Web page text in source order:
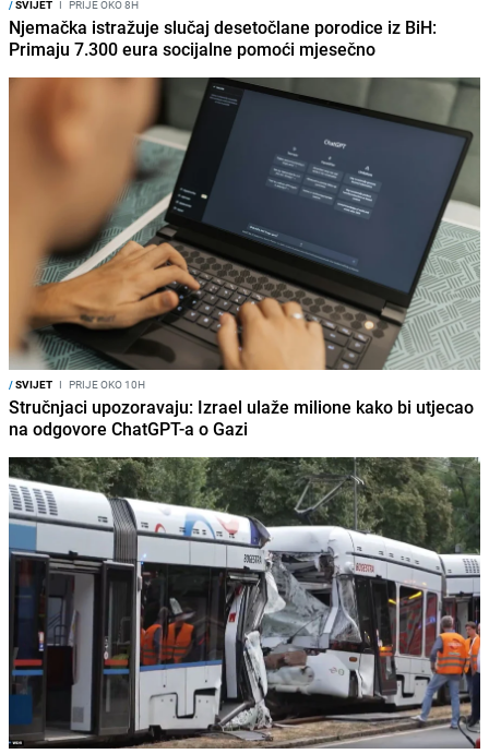
/SVIJET I PRIJE OKO 8H
Njemačka istražuje slučaj desetočlane porodice iz BiH:
Primaju 7.300 eura socijalne pomoći mjesečno
/SVIJET I PRIJE OKO 10H
Stručnjaci upozoravaju: Izrael ulaže milione kako bi utjecao
na odgovore ChatGPT-a o Gazi